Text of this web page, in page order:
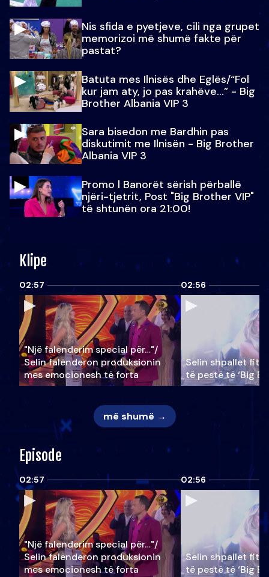
Nis sfida e pyetjeve, cili nga grupet
memorizoi më shumë fakte për
pastat?
Batuta mes Ilnisës dhe Eglës/“Fol
kur jam aty, jo pas krahëve…” - Big
Brother Albania VIP 3
Sara bisedon me Bardhin pas
diskutimit me Ilnisën - Big Brother
Albania VIP 3
Promo l Banorët sërish përballë
njëri-tjetrit, Post "Big Brother VIP"
të shtunën ora 21:00!
Klipe
02:57
"Një falenderim special për…"/
Selin falënderon produksionin
mes emocionesh të forta
02:56
Selin shpallet
të pestë të ‘Big
më shumë →
Episode
02:57
"Një falenderim special për…"/
Selin falënderon produksionin
mes emocionesh të forta
02:56
Selin shpallet
të pestë të ‘Big